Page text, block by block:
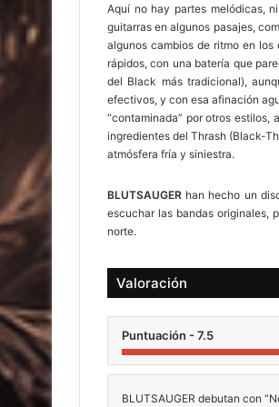
Aquí no hay partes melódicas,
guitarras en algunos pasajes,
algunos cambios de ritmo en
rápidos, con una batería que
del Black más tradicional),
efectivos, y con esa afinación
“contaminada” por otros estilos,
ingredientes del Thrash (Black-
atmósfera fría y siniestra.
BLUTSAUGER han hecho un
escuchar las bandas originales,
norte.
Valoración
Puntuación - 7.5
BLUTSAUGER debutan con